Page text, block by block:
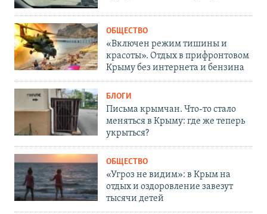
ОБЩЕСТВО
«Включен режим тишины и
красоты». Отдых в прифронтовом
Крыму без интернета и бензина
БЛОГИ
Письма крымчан. Что-то стало
меняться в Крыму: где же теперь
укрыться?
ОБЩЕСТВО
«Угроз не видим»: в Крым на
отдых и оздоровление завезут
тысячи детей